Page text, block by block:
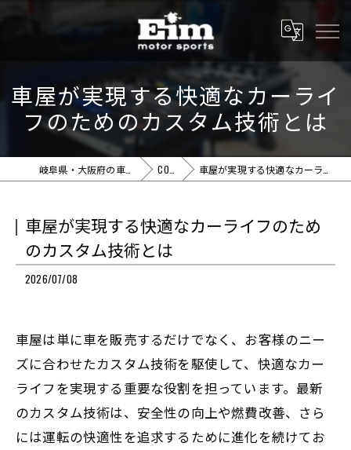
車屋が実現する快適なカーライ
フのためのカスタム技術とは
岐阜県・大阪府の車屋ならEim motor sports COLUMN 車屋が実現する快適なカーライフのためのカスタム技術とは
車屋が実現する快適なカーライフのため
のカスタム技術とは
2026/07/08
車屋は単に車を販売するだけでなく、お客様のニー
ズに合わせたカスタム技術を駆使して、快適なカー
ライフを実現する重要な役割を担っています。最新
のカスタム技術は、安全性の向上や燃費改善、さら
には運転の快適性を追求するために進化を続けてお